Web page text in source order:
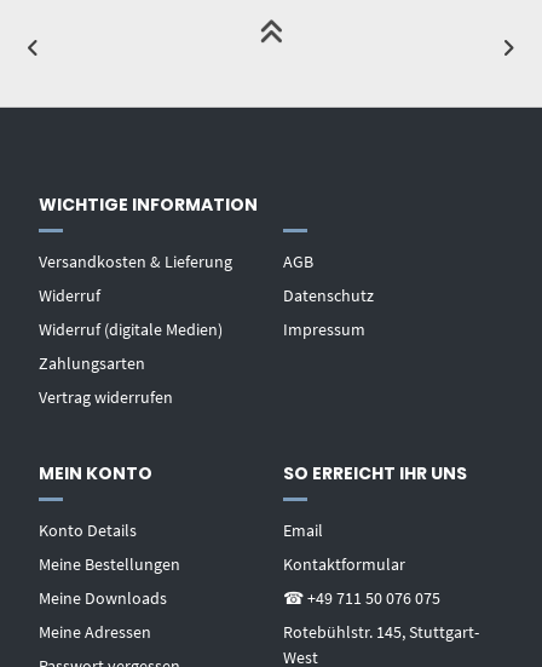
WICHTIGE INFORMATION
Versandkosten & Lieferung
Widerruf
Widerruf (digitale Medien)
Zahlungsarten
Vertrag widerrufen
AGB
Datenschutz
Impressum
MEIN KONTO
Konto Details
Meine Bestellungen
Meine Downloads
Meine Adressen
SO ERREICHT IHR UNS
Email
Kontaktformular
☎ +49 711 50 076 075
Rotebühlstr. 145, Stuttgart-
West